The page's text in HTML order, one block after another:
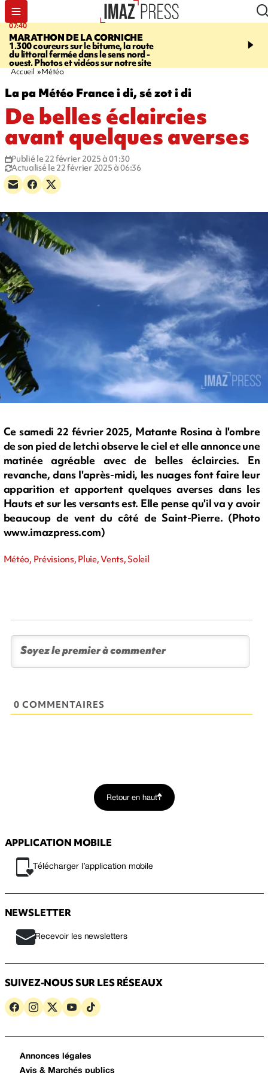
07:40
MARATHON DE LA CORNICHE
1.300 coureurs sur le bitume, la route
du littoral fermée dans le sens nord -
ouest. Photos et vidéos sur notre site
10:33
l’enfance - une
Accueil Météo
La pa Météo France i di, sé zot i di
De belles éclaircies
avant quelques averses
Publié le 22 février 2025 à 01:30
Actualisé le 22 février 2025 à 06:36
Ce samedi 22 février 2025, Matante Rosina à l'ombre
de son pied de letchi observe le ciel et elle annonce une
matinée agréable avec de belles éclaircies. En
revanche, dans l'après-midi, les nuages font faire leur
apparition et apportent quelques averses dans les
Hauts et sur les versants est. Elle pense qu'il va y avoir
beaucoup de vent du côté de Saint-Pierre. (Photo
www.imazpress.com)
Météo, Prévisions, Pluie, Vents, Soleil
0 COMMENTAIRES
Retour en haut
APPLICATION MOBILE
Télécharger l’application mobile
NEWSLETTER
Recevoir les newsletters
SUIVEZ-NOUS SUR LES RÉSEAUX
Annonces légales
Avis & Marchés publics